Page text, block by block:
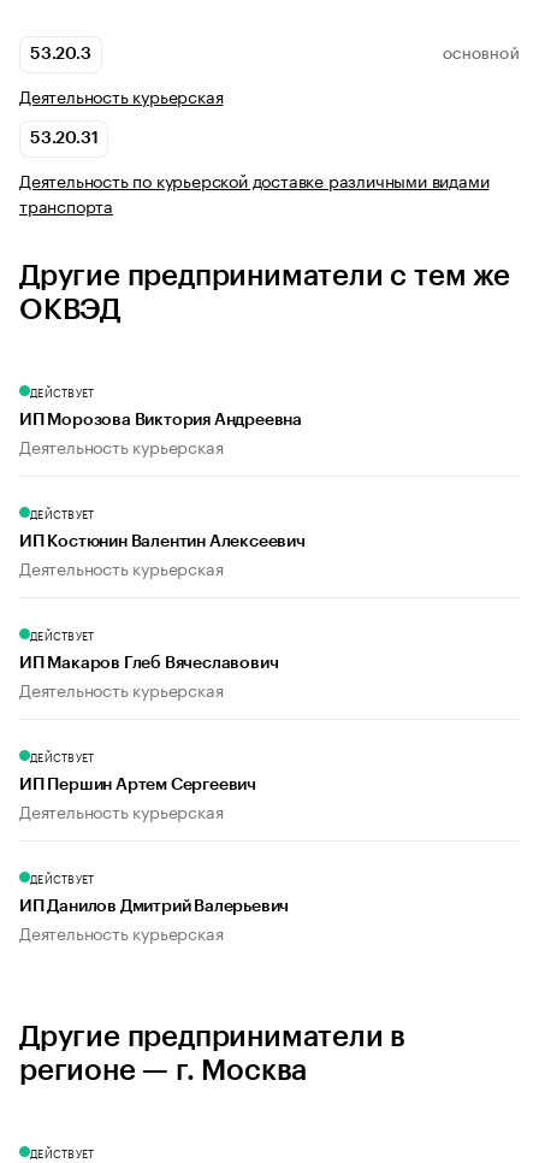
53.20.3 ОСНОВНОЙ
Деятельность курьерская
53.20.31
Деятельность по курьерской доставке различными видами
транспорта
Другие предприниматели с тем же
ОКВЭД
ДЕЙСТВУЕТ
ИП Морозова Виктория Андреевна
Деятельность курьерская
ДЕЙСТВУЕТ
ИП Костюнин Валентин Алексеевич
Деятельность курьерская
ДЕЙСТВУЕТ
ИП Макаров Глеб Вячеславович
Деятельность курьерская
ДЕЙСТВУЕТ
ИП Першин Артем Сергеевич
Деятельность курьерская
ДЕЙСТВУЕТ
ИП Данилов Дмитрий Валерьевич
Деятельность курьерская
Другие предприниматели в
регионе — г. Москва
ДЕЙСТВУЕТ